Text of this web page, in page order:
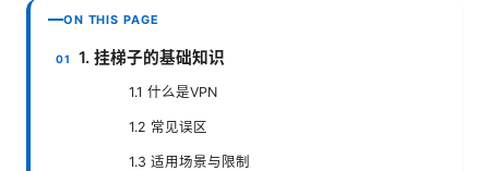
ON THIS PAGE
1. 挂梯子的基础知识
1.1 什么是VPN
1.2 常见误区
1.3 适用场景与限制